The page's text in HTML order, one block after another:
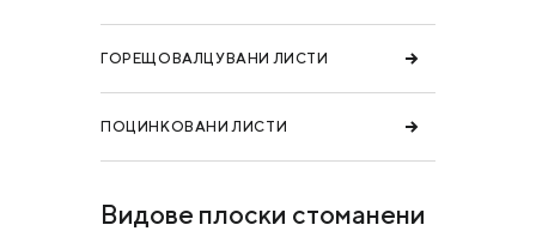
ГОРЕЩОВАЛЦУВАНИ ЛИСТИ
ПОЦИНКОВАНИ ЛИСТИ
Видове плоски стоманени